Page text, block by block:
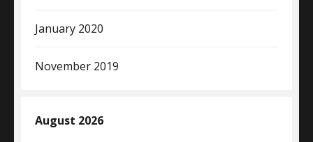
January 2020
November 2019
August 2026